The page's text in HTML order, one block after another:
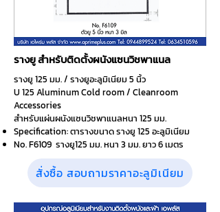
รางยู สำหรับติดตั้งผนังแซนวิชพาแนล
รางยู 125 มม. / รางยูอะลูมิเนียม 5 นิ้ว
U 125 Aluminum Cold room / Cleanroom
Accessories
สำหรับแผ่นผนังแซนวิชพาแนลหนา 125 มม.
Specification: ตารางขนาด รางยู 125 อะลูมิเนียม
No. F6109 รางยู125 มม. หนา 3 มม. ยาว 6 เมตร
สั่งซื้อ สอบถามราคาอะลูมิเนียม